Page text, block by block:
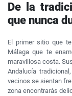
De la
que nunca
El primer sitio que
Málaga que te
maravillosa costa.
Andalucía
vecinos se sientan
zona encontrarás